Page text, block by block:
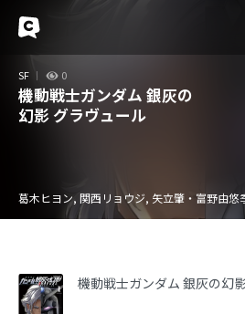
SF 0
機動戦士ガンダム 銀灰の
幻影 グラヴュール
葛木ヒヨン, 関西リョウジ, 矢立肇・富野由悠
機動戦士ガンダム 銀灰の幻